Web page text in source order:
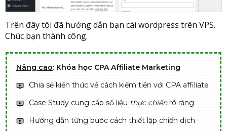
Trên đây tôi đã hướng dẫn bạn cài wordpress trên VPS.
Chúc bạn thành công.
Nâng cao: Khóa học CPA Affiliate Marketing
Chia sẻ kiến thức về cách kiếm tiền với CPA affiliate
Case Study cung cấp số liệu thực chiếnrõ ràng
Hướng dẫn từng bước cách thiết lập chiến dịch